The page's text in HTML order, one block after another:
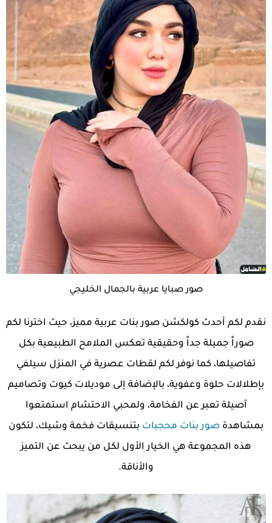
صور صبايا عربية بالجمال الخليجي
نقدم لكم أحدث كولكشن صور بنات عربية مميز، حيث اخترنا لكم
صوراً جميلة جداً وحقيقية تعكس الملامح الطبيعية بكل
تفاصيلها، كما نوفر لكم لقطات عصرية في المنزل سيلفي
بإطلالات حلوة وعفوية، بالإضافة إلى موديلات كيوت وتصاميم
أصيلة تعبر عن الفخامة، ولمحبي الاحتشام استمتعوا
بمشاهدة صور بنات محجبات بتنسيقات فخمة وشيك، لتكون
هذه المجموعة هي الخيار الأول لكل من يبحث عن التميز
والأناقة.